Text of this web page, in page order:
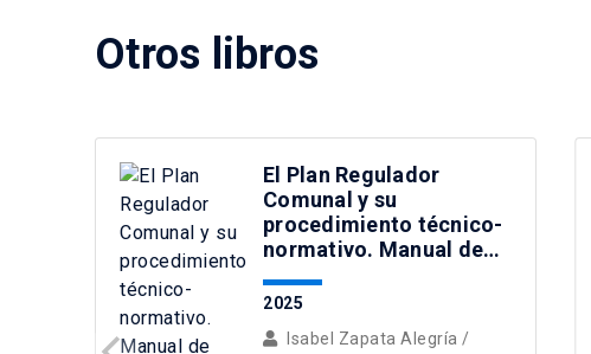
Otros libros
El Plan Regulador
Comunal y su
procedimiento técnico-
normativo. Manual de
planificación urbana en
Chile
2025
Isabel Zapata Alegría /